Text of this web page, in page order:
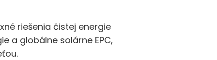
riešenia čistej energie
a globálne solárne EPC,